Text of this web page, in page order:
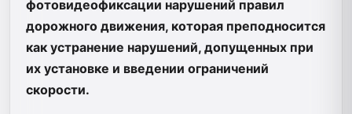
фотовидеофиксации нарушений правил
дорожного движения, которая преподносится
как устранение нарушений, допущенных при
их установке и введении ограничений
скорости.